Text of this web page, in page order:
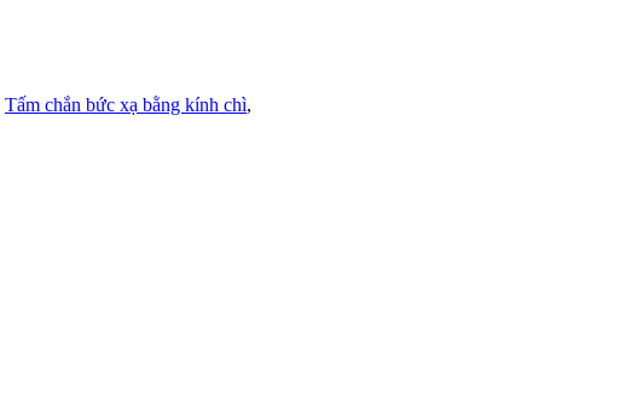
Tấm chắn bức xạ bằng kính chì,